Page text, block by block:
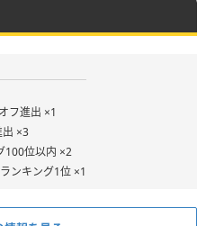
フ進出 ×1
出 ×3
100位以内 ×2
ンキング1位 ×1